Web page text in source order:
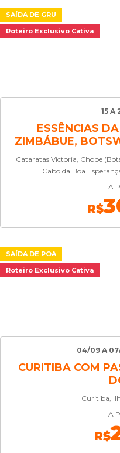
SAÍDA DE GRU
Roteiro Exclusivo Cativa
15 A
ESSÊNCIAS
ZIMBÁBUE,
Cataratas Victoria, Chobe
Cabo da Boa
A
R$
SAÍDA DE POA
Roteiro Exclusivo Cativa
04/09 A
CURITIBA COM
Curitiba,
A
R$